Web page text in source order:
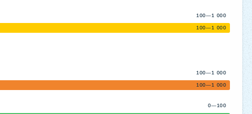
100—1 000
100—1 000
100—1 000
100—1 000
0—100